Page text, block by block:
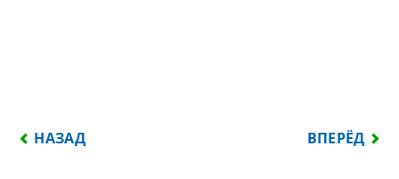
ПРЕДЫДУЩИЙ: ЧЕЛОВЕК СУЩЕСТВУЕТ, КОГДА
НАЗАД ВПЕРЁД